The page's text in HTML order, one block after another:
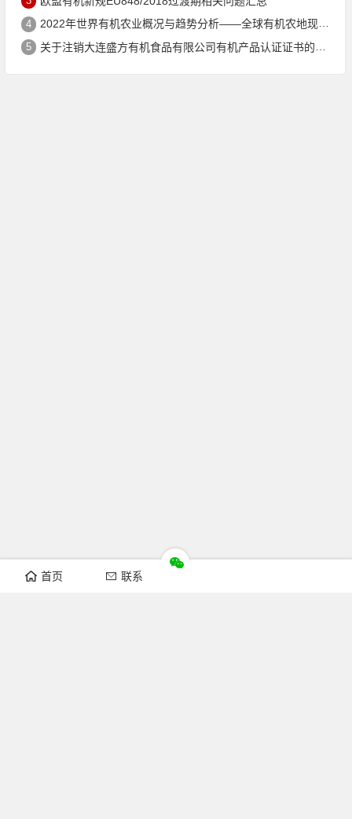
4 2022年世界有机农业概况与趋势分析——全球有机农地现状与有机食品（含饮料）市场
5 关于注销大连盛方有机食品有限公司有机产品认证证书的公告
首页 联系